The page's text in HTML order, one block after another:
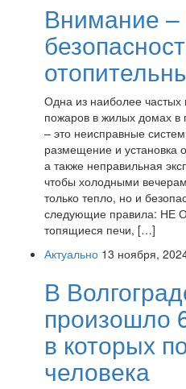
Внимание
Одна из наиболее частых
пожаров в жилых домах в
– это неисправные
размещение и установка
а также неправильная
чтобы холодными
только тепло, но и
следующие правила: НЕ
топящиеся печи, […]
Актуально 13 ноября,
В
произошло
в которых
человека